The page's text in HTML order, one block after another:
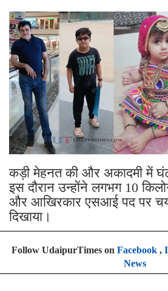
कड़ी मेहनत की और अकादमी में
इस दौरान उन्होंने लगभग 10
और आखिरकार एसआई पद पर
दिखाया।
Follow UdaipurTimes on Facebook,
News